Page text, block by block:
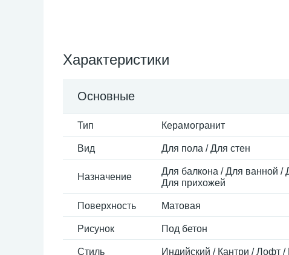
Характеристики
Основные
Тип Керамогранит
Вид Для пола / Для стен
Назначение
Для балкона / Для ванной /
Для прихожей
Поверхность Матовая
Рисунок Под бетон
Стиль Индийский / Кантри / Лофт